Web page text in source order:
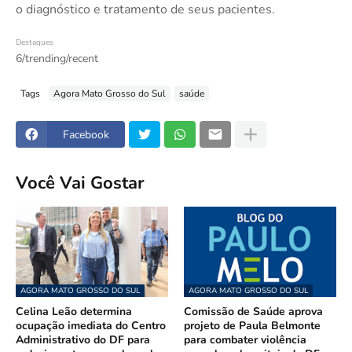
o diagnóstico e tratamento de seus pacientes.
Destaques
6/trending/recent
Tags Agora Mato Grosso do Sul saúde
Facebook
Você Vai Gostar
AGORA MATO GROSSO DO SUL
Celina Leão determina
ocupação imediata do Centro
Administrativo do DF para
AGORA MATO GROSSO DO SUL
Comissão de Saúde aprova
projeto de Paula Belmonte
para combater violência